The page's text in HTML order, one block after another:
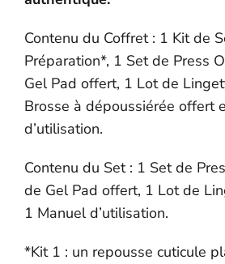
Contenu du Coffret : 1 Kit de
Préparation*, 1 Set de Press
Gel Pad offert, 1 Lot de
Brosse à dépoussiérée offert
d’utilisation.
Contenu du Set : 1 Set de
de Gel Pad offert, 1 Lot de
1 Manuel d’utilisation.
*Kit 1 : un repousse cuticule